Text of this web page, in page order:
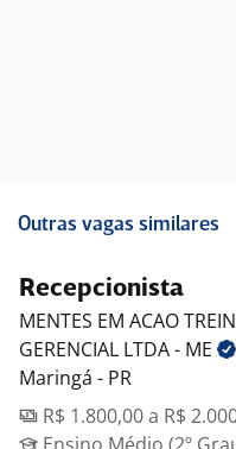
Outras vagas similares
Recepcionista
MENTES EM ACAO
GERENCIAL LTDA - ME
Maringá - PR
R$ 1.800,00 a R$